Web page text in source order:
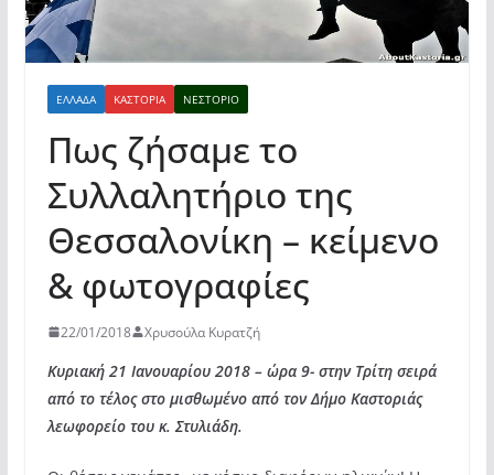
ΕΛΛΆΔΑ ΚΑΣΤΟΡΙΆ ΝΕΣΤΌΡΙΟ
Πως ζήσαμε το
Συλλαλητήριο της
Θεσσαλονίκη – κείμενο
& φωτογραφίες
22/01/2018 Χρυσούλα Κυρατζή
Κυριακή 21 Ιανουαρίου 2018 – ώρα 9- στην Τρίτη σειρά
από το τέλος στο μισθωμένο από τον Δήμο Καστοριάς
λεωφορείο του κ. Στυλιάδη.